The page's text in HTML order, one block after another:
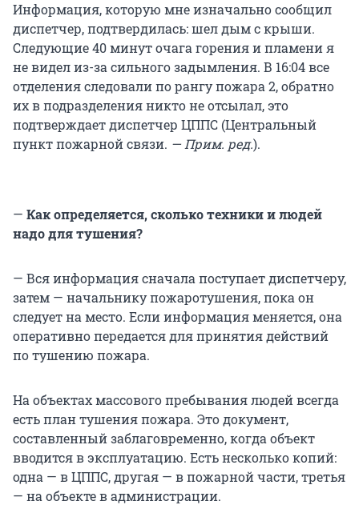
Информация, которую мне изначально сообщил
диспетчер, подтвердилась: шел дым с крыши.
Следующие 40 минут очага горения и пламени я
не видел из-за сильного задымления. В 16:04 все
отделения следовали по рангу пожара 2, обратно
их в подразделения никто не отсылал, это
подтверждает диспетчер ЦППС (Центральный
пункт пожарной связи. — Прим. ред.).
— Как определяется, сколько техники и людей
надо для тушения?
— Вся информация сначала поступает диспетчеру,
затем — начальнику пожаротушения, пока он
следует на место. Если информация меняется, она
оперативно передается для принятия действий
по тушению пожара.
На объектах массового пребывания людей всегда
есть план тушения пожара. Это документ,
составленный заблаговременно, когда объект
вводится в эксплуатацию. Есть несколько копий:
одна — в ЦППС, другая — в пожарной части, третья
— на объекте в администрации.